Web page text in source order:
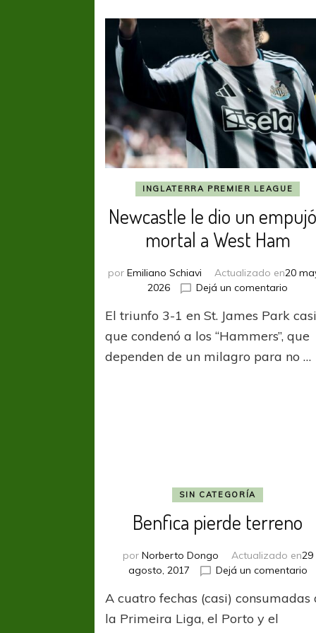
INGLATERRA PREMIER LEAGUE
Newcastle le dio un
mortal a West Ham
por Emiliano Schiavi Actualizado en20
2026
Dejá un comentario
le
dio
un
El triunfo 3-1 en St. James Park casi
que condenó a los “Hammers”, que
dependen de un milagro para no …
SIN CATEGORÍA
Benfica pierde terreno
por Norberto Dongo Actualizado en29
agosto, 2017
Dejá un comentarioen
A cuatro fechas (casi) consumadas
la Primeira Liga, el Porto y el